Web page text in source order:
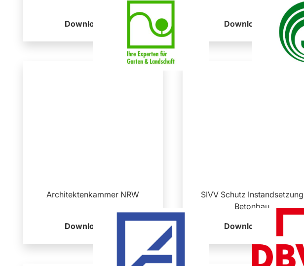
Download Download
Architektenkammer NRW
Download
SIVV Schutz Instandsetzung
Betonbau
Download